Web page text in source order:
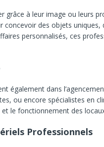
grâce à leur image ou leurs
concevoir des objets uniques,
personnalisés, ces
également dans
ou encore spécialistes en
le fonctionnement des
Professionnels